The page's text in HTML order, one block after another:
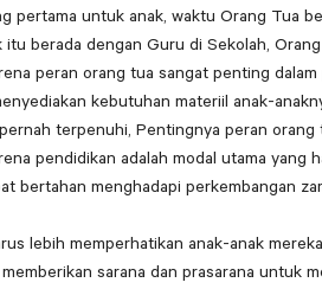
pertama untuk anak, waktu Orang Tua
itu berada dengan Guru di Sekolah,
peran orang tua sangat penting
kebutuhan materiil anak-
terpenuhi, Pentingnya peran orang
pendidikan adalah modal utama yang
bertahan menghadapi perkembangan
lebih memperhatikan anak-anak
sarana dan prasarana untuk